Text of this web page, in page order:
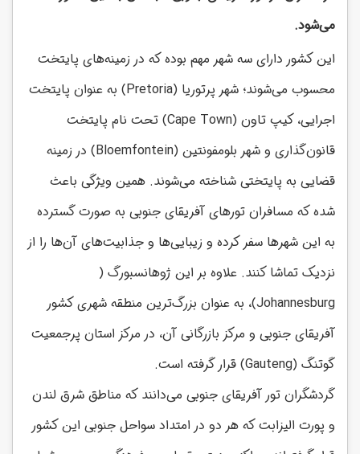
می‌شود.
این کشور دارای سه شهر مهم بوده که در زمینه‌های پایتخت
محسوب می‌شوند؛ شهر پرتوریا (Pretoria) به عنوان پایتخت
اجرایی، کیپ تاون (Cape Town) تحت نام پایتخت
قانون‌گذاری و شهر بلومفونتین (Bloemfontein) در زمینه
قضایی به پایتختی شناخته می‌شوند. همین ویژگی باعث
شده که مسافران تورهای آفریقای جنوبی به صورت گسترده
به این شهرها سفر کرده و زیبایی‌ها و جذابیت‌های آن‌ها را از
نزدیک تماشا کنند. علاوه بر این ژوهانسبورگ (
Johannesburg)، به عنوان بزرگ‌ترین منطقه شهری کشور
آفریقای جنوبی و مرکز بازرگانی آن، در مرکز استان پرجمعیت
گوتنگ (Gauteng) قرار گرفته است.
گردشگران تور آفریقای جنوبی می‌دانند که مناطق شرق لندن
و پورت الیزابت که هر دو در امتداد سواحل جنوبی این کشور